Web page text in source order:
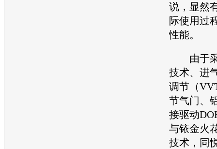
说，显然
际使用过
性能。
由于采
技术、进
调节（
节气门、
接驱动
与铱金火
技术， 同